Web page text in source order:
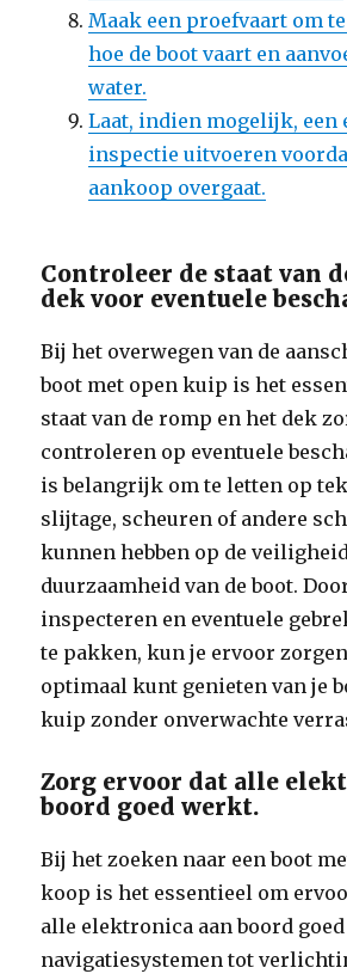
Maak een proefvaart om
hoe de boot vaart en
water.
Laat, indien mogelijk, een
inspectie uitvoeren
aankoop overgaat.
Controleer de staat van
dek voor eventuele
Bij het overwegen van de
boot met open kuip is het
staat van de romp en het dek
controleren op eventuele
is belangrijk om te letten op
slijtage, scheuren of andere
kunnen hebben op de
duurzaamheid van de boot.
inspecteren en eventuele
te pakken, kun je ervoor
optimaal kunt genieten van je
kuip zonder onverwachte
Zorg ervoor dat alle
boord goed werkt.
Bij het zoeken naar een boot
koop is het essentieel om
alle elektronica aan boord
navigatiesystemen tot